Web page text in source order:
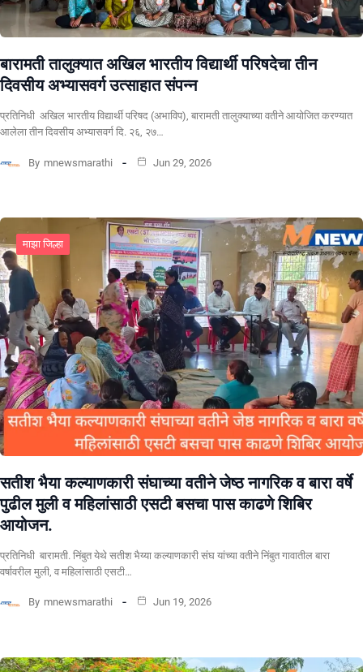
बारामती तालुक्यात अखिल भारतीय विद्यार्थी परिषदेचा तीन
दिवसीय अभ्यासवर्ग उत्साहात संपन्न
प्रतिनिधी अखिल भारतीय विद्यार्थी परिषद (अभाविप), बारामती तालुक्याच्या वतीने आयोजित करण्यात
आलेला तीन दिवसीय अभ्यासवर्ग दि. २६, २७…
By mnewsmarathi Jun 29, 2026
माझा जिल्हा
सतीश भैया कल्याणकारी संघाच्या वतीने जेष्ठ नागरिक व बारा वर्षे
पुढील मुली व महिलांसाठी एसटी बसचा पास काढणे शिबिर
आयोजन.
प्रतिनिधी बारामती. निंबुत येथे सतीश भैय्या कल्याणकारी संघ यांच्या वतीने निंबुत गावातील बारा
वर्षावरील मुली, व महिलांसाठी एसटी…
By mnewsmarathi Jun 19, 2026